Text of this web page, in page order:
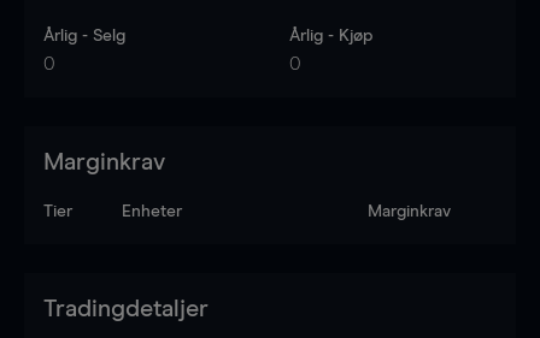
Årlig - Selg
0
Årlig - Kjøp
0
Marginkrav
Tier Enheter Marginkrav
Tradingdetaljer